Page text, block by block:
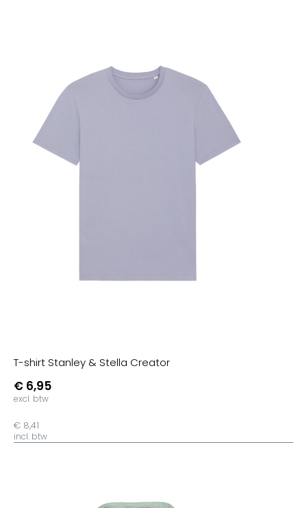
T-shirt Stanley & Stella Creator
€ 6,95
excl. btw
€ 8,41
incl. btw